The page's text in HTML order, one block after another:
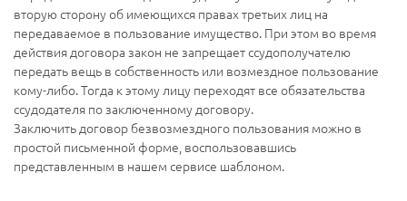
вторую сторону об имеющихся правах третьих лиц на
передаваемое в пользование имущество. При этом во время
действия договора закон не запрещает ссудополучателю
передать вещь в собственность или возмездное пользование
кому-либо. Тогда к этому лицу переходят все обязательства
ссудодателя по заключенному договору.
Заключить договор безвозмездного пользования можно в
простой письменной форме, воспользовавшись
представленным в нашем сервисе шаблоном.